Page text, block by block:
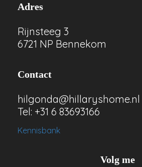
Adres
Rijnsteeg 3
6721 NP Bennekom
Contact
hilgonda@hillaryshome.nl
Tel: +31 6 83693166
Kennisbank
Volg me